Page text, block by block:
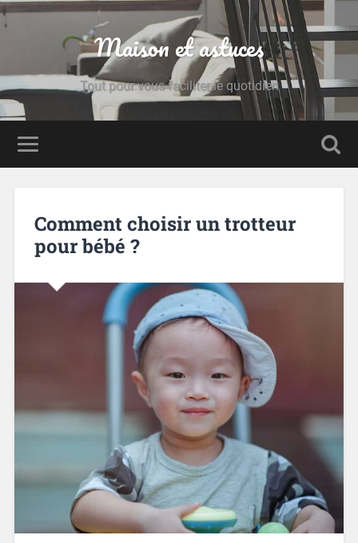
Maison et astuces
Tout pour vous faciliter le quotidien
Comment choisir un trotteur
pour bébé ?